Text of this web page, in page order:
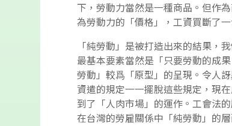
下，勞動力當然是一種商品。但作
為勞動力的「價格」，工資買斷了
「純勞動」是被打造出來的結果，
最基本要素當然是「只要勞動的成
勞動」較爲「原型」的呈現。令人
資遣的規定一一擺脫這些規定，現
到了「人肉市場」的運作。工會法
在台灣的勞雇關係中「純勞動」的